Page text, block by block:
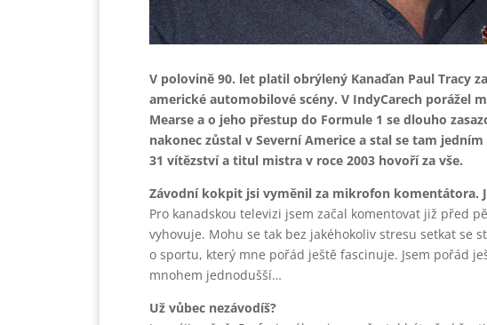
V polovině 90. let platil obrýlený Kanaďan Paul Tracy
americké automobilové scény. V IndyCarech porážel
Mearse a o jeho přestup do Formule 1 se dlouho
nakonec zůstal v Severní Americe a stal se tam
31 vítězství a titul mistra v roce 2003 hovoří za vše.
Závodní kokpit jsi vyměnil za mikrofon komentátora.
Pro kanadskou televizi jsem začal komentovat již před
vyhovuje. Mohu se tak bez jakéhokoliv stresu setkat se
o sportu, který mne pořád ještě fascinuje. Jsem pořád
mnohem jednodušší…
Už vůbec nezávodíš?